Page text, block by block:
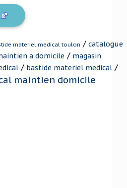
materiel medical toulon / catalogue
a domicile / magasin
/ bastide materiel medical /
maintien domicile